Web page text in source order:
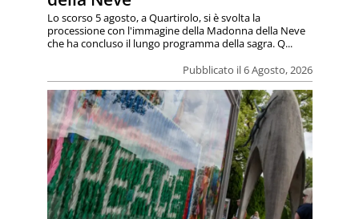
Pubblicato il 6 Agosto, 2026
Lo scorso 5 agosto, a Quartirolo, si è svolta la
processione con l'immagine della Madonna della Neve
che ha concluso il lungo programma della sagra. Q...